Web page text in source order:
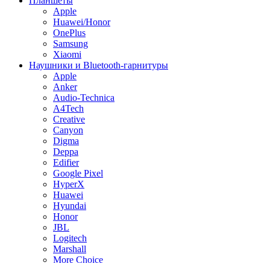
Apple
Huawei/Honor
OnePlus
Samsung
Xiaomi
Наушники и Bluetooth-гарнитуры
Apple
Anker
Audio-Technica
A4Tech
Creative
Canyon
Digma
Deppa
Edifier
Google Pixel
HyperX
Huawei
Hyundai
Honor
JBL
Logitech
Marshall
More Choice